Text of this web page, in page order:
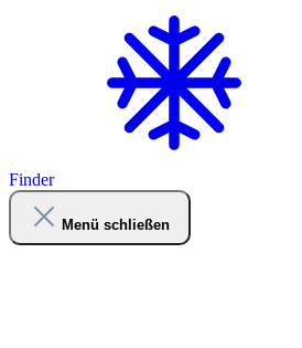
Finder
Menü schließen